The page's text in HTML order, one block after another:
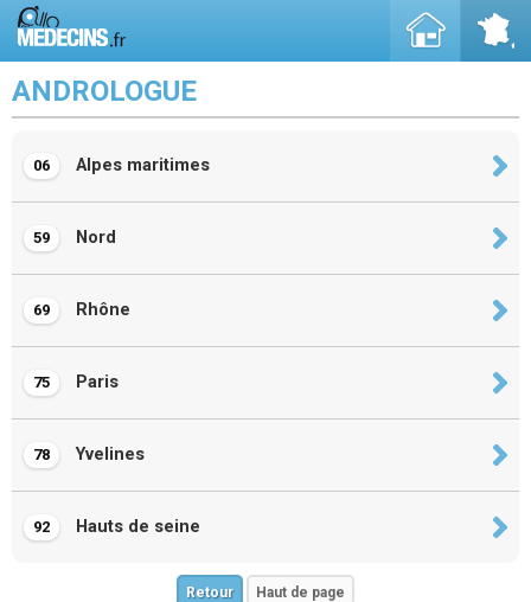
ANDROLOGUE
06 Alpes maritimes
59 Nord
69 Rhône
75 Paris
78 Yvelines
92 Hauts de seine
Retour Haut de page